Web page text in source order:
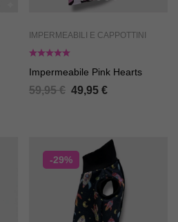
IMPERMEABILI E CAPPOTTINI
Impermeabile Pink Hearts
59,95€ 49,95 €
-29%